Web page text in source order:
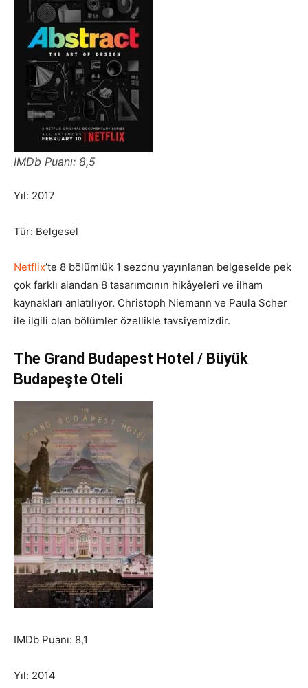
IMDb Puanı: 8,5
Yıl: 2017
Tür: Belgesel
Netflix’te 8 bölümlük 1 sezonu yayınlanan belgeselde pek
çok farklı alandan 8 tasarımcının hikâyeleri ve ilham
kaynakları anlatılıyor. Christoph Niemann ve Paula Scher
ile ilgili olan bölümler özellikle tavsiyemizdir.
The Grand Budapest Hotel / Büyük
Budapeşte Oteli
IMDb Puanı: 8,1
Yıl: 2014